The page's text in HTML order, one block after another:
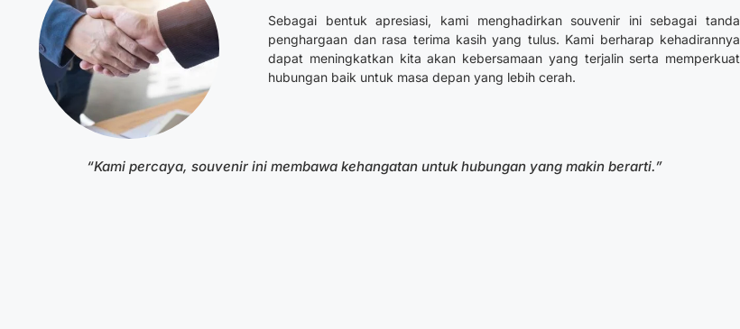
Sebagai bentuk apresiasi, kami menghadirkan souvenir ini sebagai tanda
penghargaan dan rasa terima kasih yang tulus. Kami berharap kehadirannya
dapat meningkatkan kita akan kebersamaan yang terjalin serta memperkuat
hubungan baik untuk masa depan yang lebih cerah.
“Kami percaya, souvenir ini membawa kehangatan untuk hubungan yang makin berarti.”